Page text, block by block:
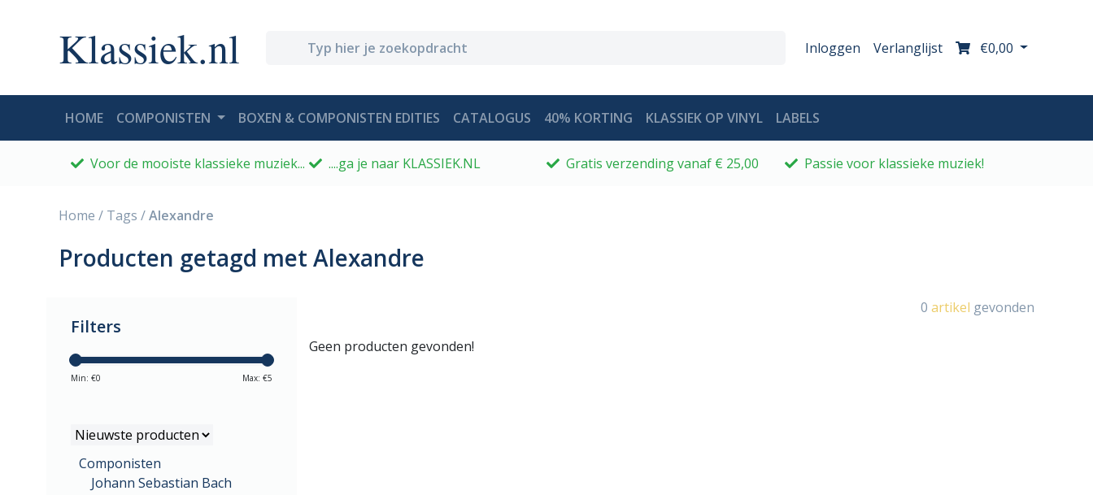
Klassiek.nl Inloggen Verlanglijst €0,00
HOME(CURRENT)
COMPONISTEN BOXEN & COMPONISTEN EDITIES CATALOGUS 40% KORTING KLASSIEK OP VINYL LABELS
Voor de mooiste klassieke muziek... ....ga je naar KLASSIEK.NL Gratis verzending vanaf € 25,00 Passie voor klassieke muziek!
Home / Tags /Alexandre
Producten getagd met Alexandre
Filters
Min: €0 Max: €5
Componisten
Johann Sebastian Bach
0 artikel gevonden
Geen producten gevonden!